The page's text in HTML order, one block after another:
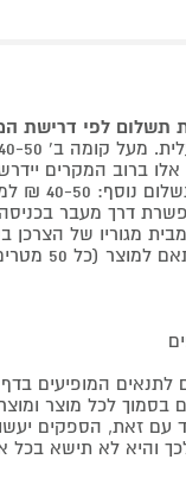
תשלום לפי דרישת
מסכים עד 65 אינץ' בין 50-80 ₪
מ-75 אינץ' ומעלה 80-100 ₪.
בכניסה הראשית עד
כקומה נוספת).
המופיעים
לכל מוצר
עם זאת, הספקים
והיא לא תישא